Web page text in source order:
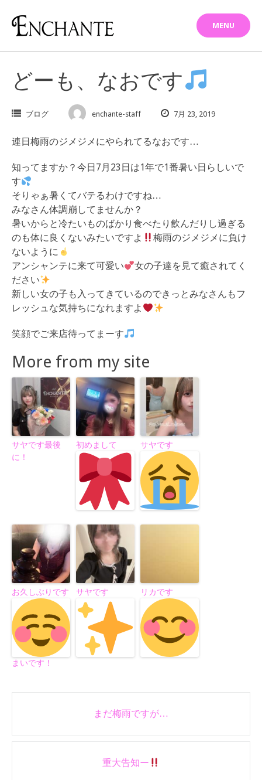
content
MENU
どーも、なおです
ブログ enchante-staff 7月 23, 2019
連日梅雨のジメジメにやられてるなおです…
知ってますか？今日7月23日は1年で1番暑い日らしいで
す
そりゃぁ暑くてバテるわけですね…
みなさん体調崩してませんか？
暑いからと冷たいものばかり食べたり飲んだりし過ぎる
のも体に良くないみたいですよ
梅雨のジメジメに負け
ないように
アンシャンテに来て可愛い
女の子達を見て癒されてく
ださい
新しい女の子も入ってきているのできっとみなさんもフ
レッシュな気持ちになれますよ
笑顔でご来店待ってまーす
More from my site
サヤです最後
に！
初めまして サヤです
お久しぶりです
まいです！
サヤです リカです
navigationまだ梅雨ですが…
重大告知ー